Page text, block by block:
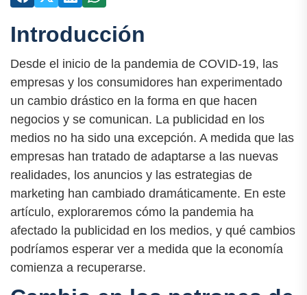
Introducción
Desde el inicio de la pandemia de COVID-19, las
empresas y los consumidores han experimentado
un cambio drástico en la forma en que hacen
negocios y se comunican. La publicidad en los
medios no ha sido una excepción. A medida que las
empresas han tratado de adaptarse a las nuevas
realidades, los anuncios y las estrategias de
marketing han cambiado dramáticamente. En este
artículo, exploraremos cómo la pandemia ha
afectado la publicidad en los medios, y qué cambios
podríamos esperar ver a medida que la economía
comienza a recuperarse.